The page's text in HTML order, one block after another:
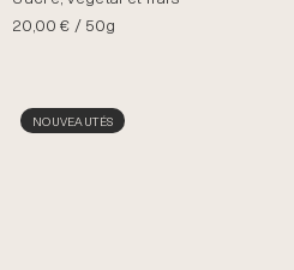
20,00€ / 50g
NOUVEAUTÉS